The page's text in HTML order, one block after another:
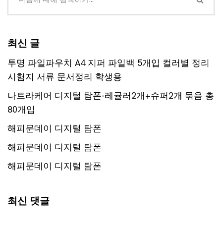
최신 글
투명 파일파우치 A4 지퍼 파일백 5개입 컬러별 정리
시험지 서류 문서정리 학생용
나트라케어 디지털 탐폰-레귤러2개+슈퍼2개 묶음 총
80개입
해피문데이 디지털 탐폰
해피문데이 디지털 탐폰
해피문데이 디지털 탐폰
최신 댓글